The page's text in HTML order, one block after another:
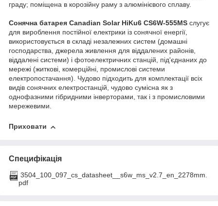
граду; поміщена в корозійну раму з алюмінієвого сплаву.
Сонячна батарея Canadian Solar HiKu6 CS6W-555MS слугує
для вироблення постійної електрики із сонячної енергії,
використовується в складі незалежних систем (домашні
господарства, джерела живлення для віддалених районів,
віддалені системи) і фотоелектричних станцій, під'єднаних до
мережі (житкові, комерційні, промислові системи
електропостачання). Чудово підходить для комплектації всіх
видів сонячних електростанцій, чудово сумісна як з
однофазними гібридними інверторами, так і з промисловими
мережевими.
Приховати
Специфікація
3504_100_097_cs_datasheet__s6w_ms_v2.7_en_2278mm.
pdf